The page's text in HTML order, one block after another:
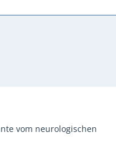
vom neurologischen